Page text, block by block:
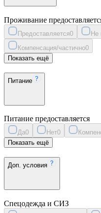
Проживание
Предоставляется0 Не
Компенсация/частично0
Показать ещё
Питание
Питание предоставляется
Да0 Нет0
Показать ещё
Доп. условия
Спецодежда и СИЗ